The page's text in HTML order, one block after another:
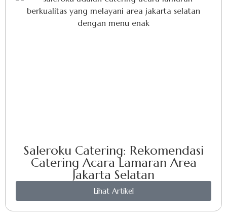
Saleroku Catering: Rekomendasi
Catering Acara Lamaran Area
Jakarta Selatan
Lihat Artikel